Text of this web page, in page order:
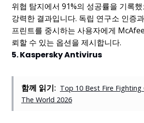
위협 탐지에서 91%의 성공률을 기록
강력한 결과입니다. 독립 연구소 인증
프린트를 중시하는 사용자에게
뢰할 수 있는 옵션을 제시합니다.
5. Kaspersky Antivirus
함께 읽기: Top 10 Best Fire Fighting
The World 2026